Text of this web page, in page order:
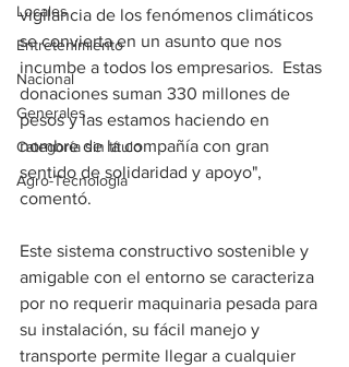
Locales
Entretenimiento
Nacional
Generales
Categoría sin título
Agro-Tecnología
vigilancia de los fenómenos climáticos
se convierta en un asunto que nos
incumbe a todos los empresarios.  Estas
donaciones suman 330 millones de
pesos y las estamos haciendo en
nombre de la compañía con gran
sentido de solidaridad y apoyo",
comentó.
Este sistema constructivo sostenible y
amigable con el entorno se caracteriza
por no requerir maquinaria pesada para
su instalación, su fácil manejo y
transporte permite llegar a cualquier